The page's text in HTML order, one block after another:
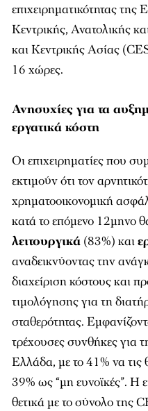
επιχειρηματικότητας της
Κεντρικής, Ανατολικής
και Κεντρικής Ασίας
16 χώρες.
Ανησυχίες για τα
εργατικά κόστη
Οι επιχειρηματίες που
εκτιμούν ότι τον
χρηματοοικονομική
κατά το επόμενο 12μηνο
λειτουργικά (83%) και
αναδεικνύοντας την
διαχείριση κόστους και
τιμολόγησης για τη
σταθερότητας.
τρέχουσες συνθήκες για
Ελλάδα, με το 41% να τις
39% ως “μη ευνοϊκές”. Η
θετικά με το σύνολο της